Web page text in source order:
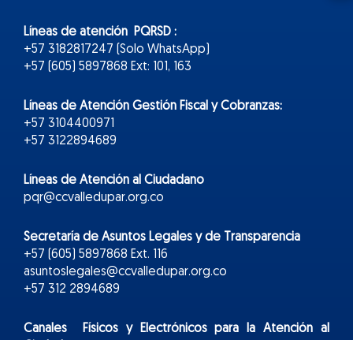
Líneas de atención PQRSD :
+57 3182817247 (Solo WhatsApp)
+57 (605) 5897868 Ext: 101, 163
Líneas de Atención Gestión Fiscal y Cobranzas:
+57 3104400971
+57 3122894689
Líneas de Atención al Ciudadano
pqr@ccvalledupar.org.co
Secretaría de Asuntos Legales y de Transparencia
+57 (605) 5897868 Ext. 116
asuntoslegales@ccvalledupar.org.co
+57 312 2894689
Canales Físicos yElectrónicospara la Atención al